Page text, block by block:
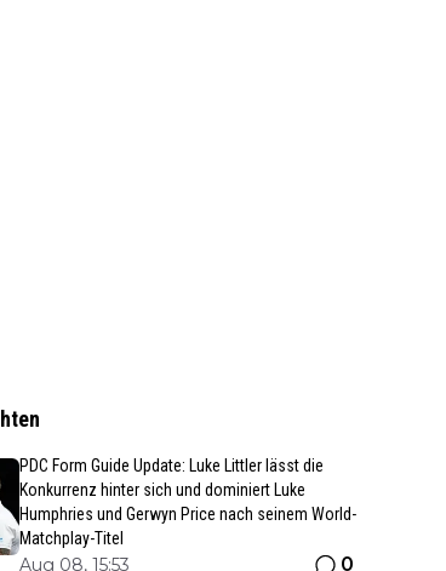
PDC Form Guide Update: Luke Littler lässt die
Konkurrenz hinter sich und dominiert Luke
Humphries und Gerwyn Price nach seinem World-
Matchplay-Titel
Aug 08, 15:53 0